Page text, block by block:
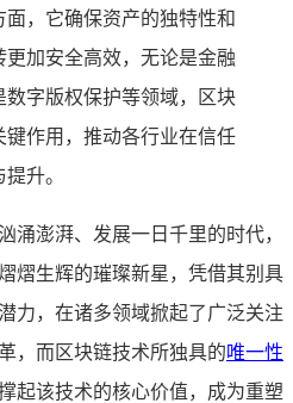
，它确保资产的独特性和
加安全高效，无论是金融
数字版权保护等领域，区块
作用，推动各行业在信任
升。
涌澎湃、发展一日千里的时代，
熠生辉的璀璨新星，凭借其别具
力，在诸多领域掀起了广泛关注
，而区块链技术所独具的唯一性
起该技术的核心价值，成为重塑